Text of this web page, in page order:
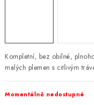
DOPRAVA PO OSTRAVĚ,
Kontakt Možnosti dopravy
Kompletní, bez obilné,
malých plemen s citlivým
Momentálně nedostupné